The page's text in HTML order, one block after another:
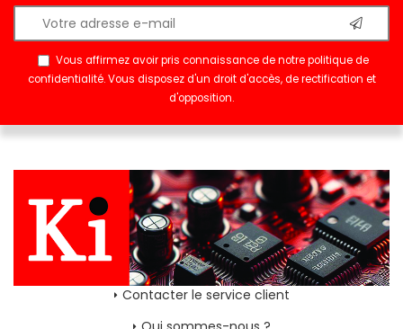
Vous affirmez avoir pris connaissance de notrepolitique de
confidentialité. Vous disposez d'un droit d'accès, de rectification et
d'opposition.
Contacter le service client